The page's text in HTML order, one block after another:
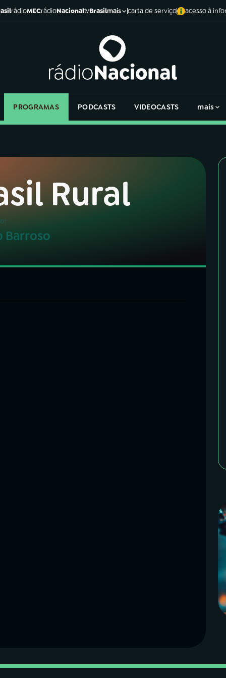
rádioMECrádioNacionaltvBrasilmais carta de serviço acesso à
PROGRAMAS PODCASTS VIDEOCASTS mais
Rural
Barroso